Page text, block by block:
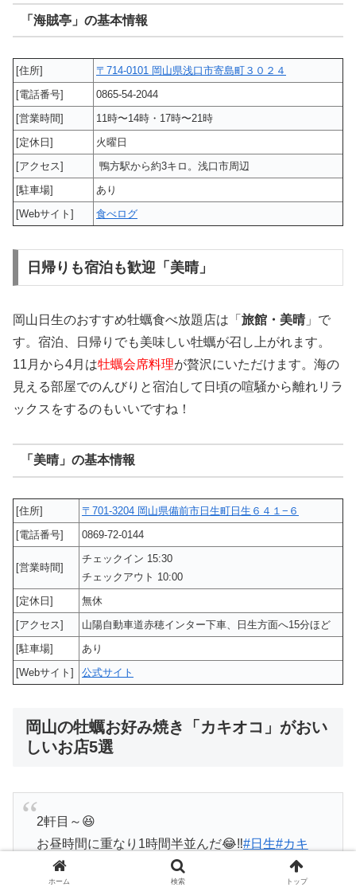
「海賊亭」の基本情報
[住所]
〒714-0101 岡山県浅口市寄島町３０２４
[電話番号]
0865-54-2044
[営業時間]
11時〜14時・17時〜21時
[定休日]
火曜日
[アクセス]
鴨方駅から約3キロ。浅口市周辺
[駐車場]
あり
[Webサイト]
食べログ
日帰りも宿泊も歓迎「美晴」
岡山日生のおすすめ牡蠣食べ放題店は「 旅館・美晴」で
す。宿泊、日帰りでも美味しい牡蠣が召し上がれます。
11月から4月は牡蠣会席料理が贅沢にいただけます。海の
見える部屋でのんびりと宿泊して日頃の喧騒から離れリラ
ックスをするのもいいですね！
「美晴」の基本情報
[住所]
〒701-3204 岡山県備前市日生町日生６４１−６
[電話番号]
0869-72-0144
[営業時間]
チェックイン 15:30
チェックアウト 10:00
[定休日]
無休
[アクセス]
山陽自動車道赤穂インター下車、日生方面へ15分ほど
[駐車場]
あり
[Webサイト]
公式サイト
岡山の牡蠣お好み焼き「カキオコ」がおい
しいお店5選
2軒目～😆
お昼時間に重なり1時間半並んだ😂‼️#日生#カキ
オコ#みっちゃん
#浜屋みっちゃん
ホーム 検索 トップ